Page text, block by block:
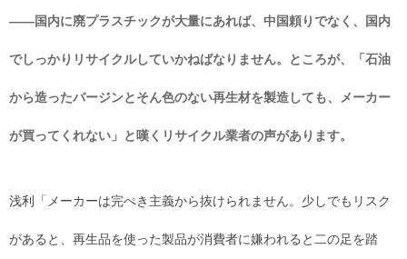
――国内に廃プラスチックが大量にあれば、中国頼りでなく、国内
でしっかりリサイクルしていかねばなりません。ところが、「石油
から造ったバージンとそん色のない再生材を製造しても、メーカー
が買ってくれない」と嘆くリサイクル業者の声があります。
浅利「メーカーは完ぺき主義から抜けられません。少しでもリスク
があると、再生品を使った製品が消費者に嫌われると二の足を踏